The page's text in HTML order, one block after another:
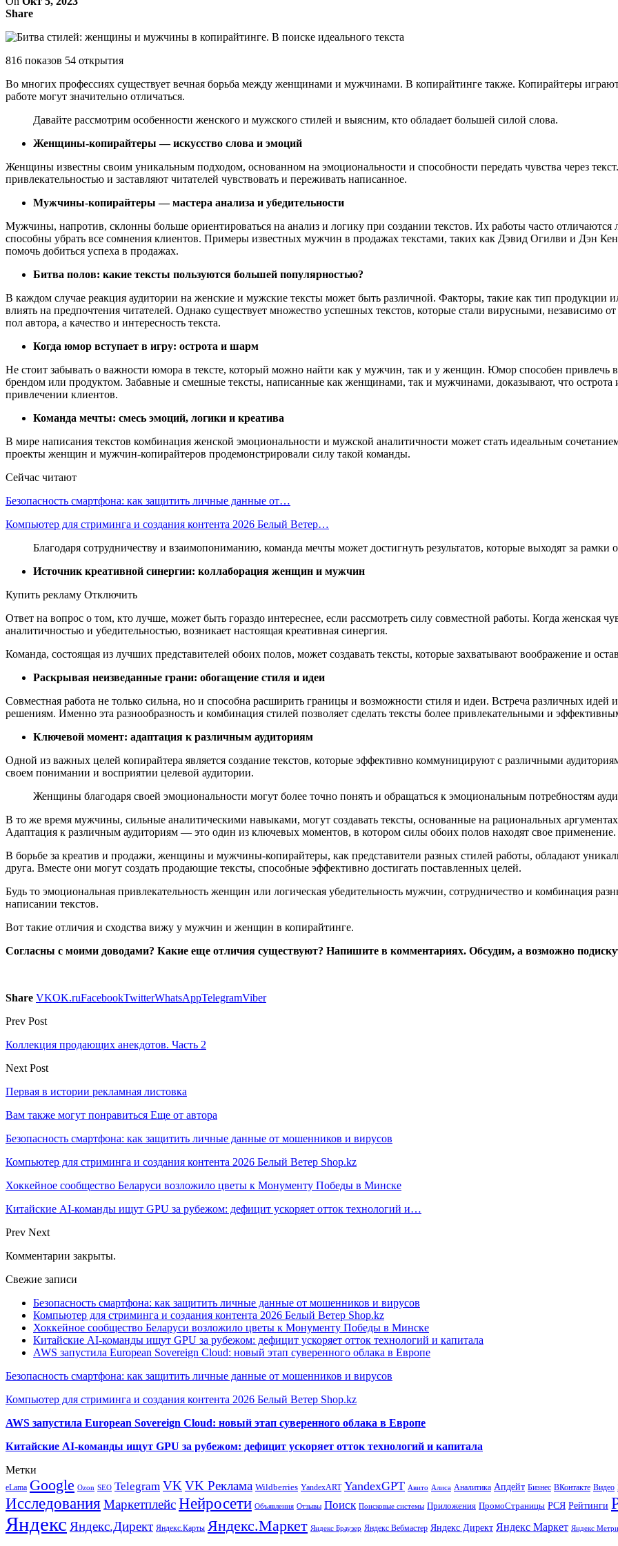
Share
816 показов 54 открытия
Во многих профессиях существует вечная борьба между женщинами и мужчинами. В копирайтинге также. Копирайтеры
работе могут значительно отличаться.
Давайте рассмотрим особенности женского и мужского стилей и выясним, кто обладает большей силой слова.
Женщины-копирайтеры — искусство слова и эмоций
Женщины известны своим уникальным подходом, основанном на эмоциональности и способности передать чувства через
привлекательностью и заставляют читателей чувствовать и переживать написанное.
Мужчины-копирайтеры — мастера анализа и убедительности
Мужчины, напротив, склонны больше ориентироваться на анализ и логику при создании текстов. Их работы часто
способны убрать все сомнения клиентов. Примеры известных мужчин в продажах текстами, таких как Дэвид Огилви и Дэн
помочь добиться успеха в продажах.
Битва полов: какие тексты пользуются большей популярностью?
В каждом случае реакция аудитории на женские и мужские тексты может быть различной. Факторы, такие как тип продукции
влиять на предпочтения читателей. Однако существует множество успешных текстов, которые стали вирусными, независимо
пол автора, а качество и интересность текста.
Когда юмор вступает в игру: острота и шарм
Не стоит забывать о важности юмора в тексте, который можно найти как у мужчин, так и у женщин. Юмор способен привлечь
брендом или продуктом. Забавные и смешные тексты, написанные как женщинами, так и мужчинами, доказывают, что
привлечении клиентов.
Команда мечты: смесь эмоций, логики и креатива
В мире написания текстов комбинация женской эмоциональности и мужской аналитичности может стать идеальным
проекты женщин и мужчин-копирайтеров продемонстрировали силу такой команды.
Сейчас читают
Безопасность смартфона: как защитить личные данные от…
Компьютер для стриминга и создания контента 2026 Белый Ветер…
Благодаря сотрудничеству и взаимопониманию, команда мечты может достигнуть результатов, которые выходят за рамки
Источник креативной синергии: коллаборация женщин и мужчин
Купить рекламу Отключить
Ответ на вопрос о том, кто лучше, может быть гораздо интереснее, если рассмотреть силу совместной работы. Когда женская
аналитичностью и убедительностью, возникает настоящая креативная синергия.
Команда, состоящая из лучших представителей обоих полов, может создавать тексты, которые захватывают воображение и
Раскрывая неизведанные грани: обогащение стиля и идеи
Совместная работа не только сильна, но и способна расширить границы и возможности стиля и идеи. Встреча различных
решениям. Именно эта разнообразность и комбинация стилей позволяет сделать тексты более привлекательными и
Ключевой момент: адаптация к различным аудиториям
Одной из важных целей копирайтера является создание текстов, которые эффективно коммуницируют с различными
своем понимании и восприятии целевой аудитории.
Женщины благодаря своей эмоциональности могут более точно понять и обращаться к эмоциональным потребностям
В то же время мужчины, сильные аналитическими навыками, могут создавать тексты, основанные на рациональных
Адаптация к различным аудиториям — это один из ключевых моментов, в котором силы обоих полов находят свое применение.
В борьбе за креатив и продажи, женщины и мужчины-копирайтеры, как представители разных стилей работы, обладают
друга. Вместе они могут создать продающие тексты, способные эффективно достигать поставленных целей.
Будь то эмоциональная привлекательность женщин или логическая убедительность мужчин, сотрудничество и комбинация
написании текстов.
Вот такие отличия и сходства вижу у мужчин и женщин в копирайтинге.
Согласны с моими доводами? Какие еще отличия существуют? Напишите в комментариях. Обсудим, а возможно
Share VKOK.ruFacebookTwitterWhatsAppTelegramViber
Prev Post
Коллекция продающих анекдотов. Часть 2
Next Post
Первая в истории рекламная листовка
Вам также могут понравиться Еще от автора
Безопасность смартфона: как защитить личные данные от мошенников и вирусов
Компьютер для стриминга и создания контента 2026 Белый Ветер Shop.kz
Хоккейное сообщество Беларуси возложило цветы к Монументу Победы в Минске
Китайские AI-команды ищут GPU за рубежом: дефицит ускоряет отток технологий и…
Prev Next
Комментарии закрыты.
Свежие записи
Безопасность смартфона: как защитить личные данные от мошенников и вирусов
Компьютер для стриминга и создания контента 2026 Белый Ветер Shop.kz
Хоккейное сообщество Беларуси возложило цветы к Монументу Победы в Минске
Китайские AI-команды ищут GPU за рубежом: дефицит ускоряет отток технологий и капитала
AWS запустила European Sovereign Cloud: новый этап суверенного облака в Европе
Безопасность смартфона: как защитить личные данные от мошенников и вирусов
Компьютер для стриминга и создания контента 2026 Белый Ветер Shop.kz
AWS запустила European Sovereign Cloud: новый этап суверенного облака в Европе
Китайские AI-команды ищут GPU за рубежом: дефицит ускоряет отток технологий и капитала
Метки
eLama Google Ozon SEO Telegram VK VK Реклама Wildberries YandexART YandexGPT Авито Алиса Аналитика Апдейт Бизнес ВКонтакте Видео
Исследования МаркетплейсНейросети Объявления Отзывы Поиск Поисковые системы Приложения ПромоСтраницы РСЯ Рейтинги
Яндекс Яндекс.Директ Яндекс.Карты Яндекс.Маркет Яндекс Браузер Яндекс Вебмастер Яндекс Директ Яндекс Маркет Яндекс